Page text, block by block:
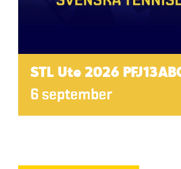
STL Ute 2026
6 september